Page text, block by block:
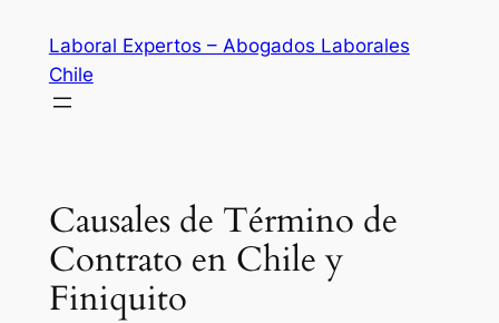
contenido
Laboral Expertos – Abogados Laborales
Chile
Causales de Término de
Contrato en Chile y
Finiquito